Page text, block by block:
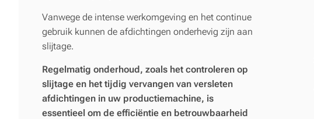
Vanwege de intense werkomgeving en het continue
gebruik kunnen de afdichtingen onderhevig zijn aan
slijtage.
Regelmatig onderhoud, zoals het controleren op
slijtage en het tijdig vervangen van versleten
afdichtingen in uw productiemachine, is
essentieel om de efficiëntie en betrouwbaarheid